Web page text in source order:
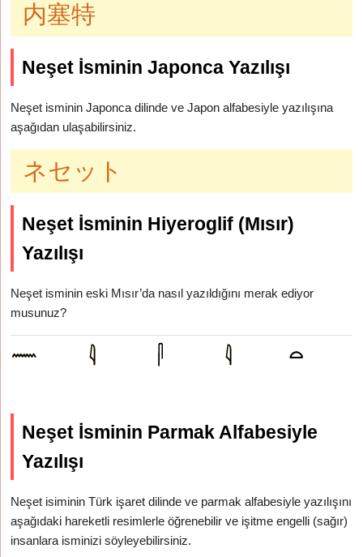
内塞特
Neşet İsminin Japonca Yazılışı
Neşet isminin Japonca dilinde ve Japon alfabesiyle yazılışına
aşağıdan ulaşabilirsiniz.
ネセット
Neşet İsminin Hiyeroglif (Mısır)
Yazılışı
Neşet isminin eski Mısır’da nasıl yazıldığını merak ediyor
musunuz?
Neşet İsminin Parmak Alfabesiyle
Yazılışı
Neşet isiminin Türk işaret dilinde ve parmak alfabesiyle yazılışını
aşağıdaki hareketli resimlerle öğrenebilir ve işitme engelli (sağır)
insanlara isminizi söyleyebilirsiniz.